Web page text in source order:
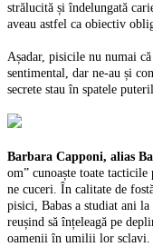
strălucită și îndelungată
aveau astfel ca obiectiv
Așadar, pisicile nu numai
sentimental, dar ne-au și
secrete stau în spatele
Barbara Capponi, alias
om” cunoaște toate
ne cuceri. În calitate de
pisici, Babas a studiat ani
reușind să înțeleagă pe
oamenii în umilii lor sclavi.